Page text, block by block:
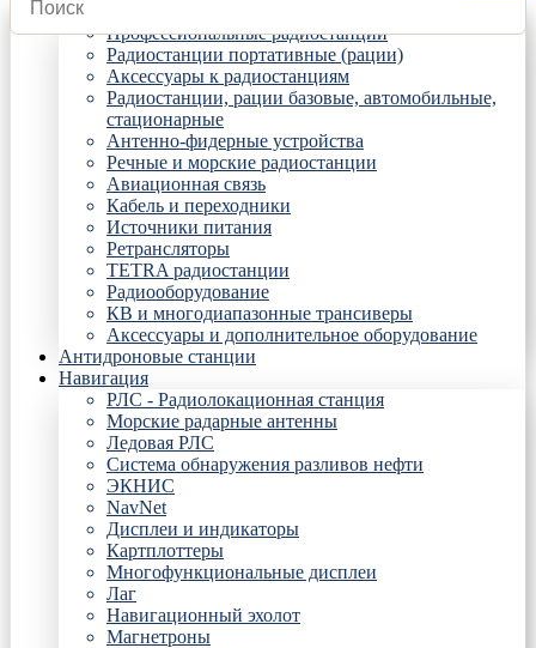
Радиостанции
Профессиональные радиостанции
Радиостанции портативные (рации)
Аксессуары к радиостанциям
Радиостанции, рации базовые, автомобильные,
стационарные
Антенно-фидерные устройства
Речные и морские радиостанции
Авиационная связь
Кабель и переходники
Источники питания
Ретрансляторы
TETRA радиостанции
Радиооборудование
КВ и многодиапазонные трансиверы
Аксессуары и дополнительное оборудование
Антидроновые станции
Навигация
РЛС - Радиолокационная станция
Морские радарные антенны
Ледовая РЛС
Система обнаружения разливов нефти
ЭКНИС
NavNet
Дисплеи и индикаторы
Картплоттеры
Многофункциональные дисплеи
Лаг
Навигационный эхолот
Магнетроны